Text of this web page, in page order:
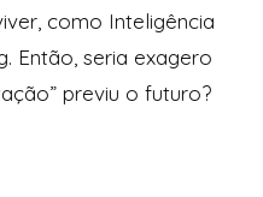
como Inteligência
Então, seria exagero
previu o futuro?